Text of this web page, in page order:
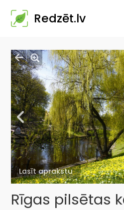
Redzēt.lv
Lasīt aprakstu
Rīgas pilsētas